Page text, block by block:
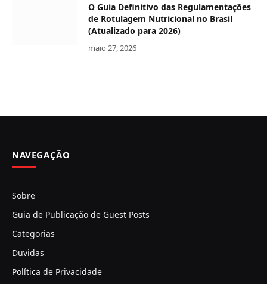
O Guia Definitivo das Regulamentações
de Rotulagem Nutricional no Brasil
(Atualizado para 2026)
maio 27, 2026
NAVEGAÇÃO
Sobre
Guia de Publicação de Guest Posts
Categorias
Duvidas
Política de Privacidade